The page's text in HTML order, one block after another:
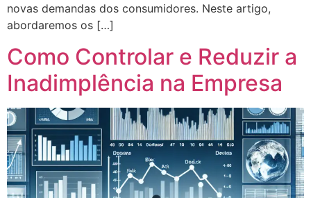
novas demandas dos consumidores. Neste artigo,
abordaremos os […]
Como Controlar e Reduzir a
Inadimplência na Empresa